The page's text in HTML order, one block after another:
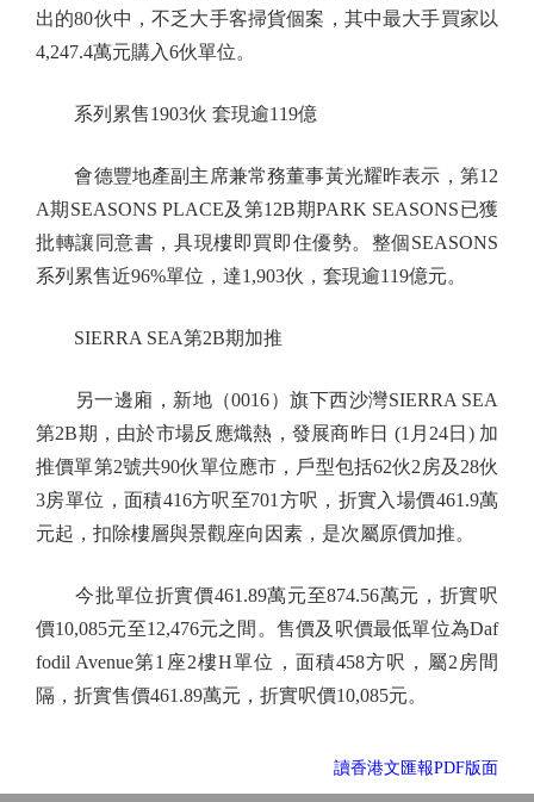
出的80伙中，不乏大手客掃貨個案，其中最大手買家以
4,247.4萬元購入6伙單位。
系列累售1903伙 套現逾119億
會德豐地產副主席兼常務董事黃光耀昨表示，第12
A期SEASONS PLACE及第12B期PARK SEASONS已獲
批轉讓同意書，具現樓即買即住優勢。整個SEASONS
系列累售近96%單位，達1,903伙，套現逾119億元。
SIERRA SEA第2B期加推
另一邊廂，新地（0016）旗下西沙灣SIERRA SEA
第2B期，由於市場反應熾熱，發展商昨日 (1月24日) 加
推價單第2號共90伙單位應市，戶型包括62伙2房及28伙
3房單位，面積416方呎至701方呎，折實入場價461.9萬
元起，扣除樓層與景觀座向因素，是次屬原價加推。
今批單位折實價461.89萬元至874.56萬元，折實呎
價10,085元至12,476元之間。售價及呎價最低單位為Daf
fodil Avenue第1座2樓H單位，面積458方呎，屬2房間
隔，折實售價461.89萬元，折實呎價10,085元。
讀香港文匯報PDF版面